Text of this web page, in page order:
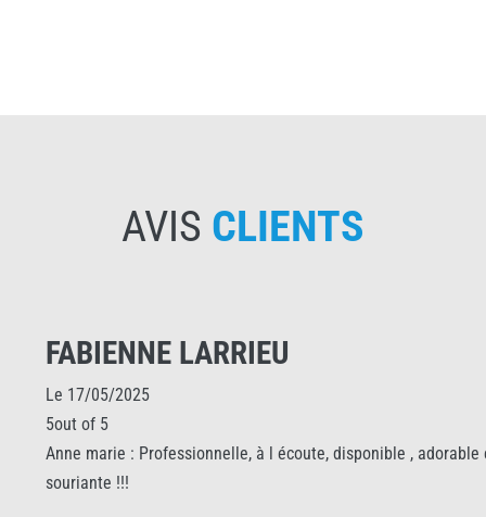
AVIS CLIENTS
FABIENNE LARRIEU
Le 17/05/2025
5out of 5
Anne marie : Professionnelle, à l écoute, disponible , adorable et
souriante !!!